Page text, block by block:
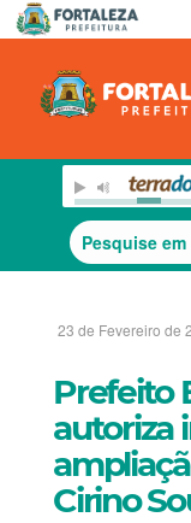
23 de Fevereiro de
Prefeito
autoriza
Cirino